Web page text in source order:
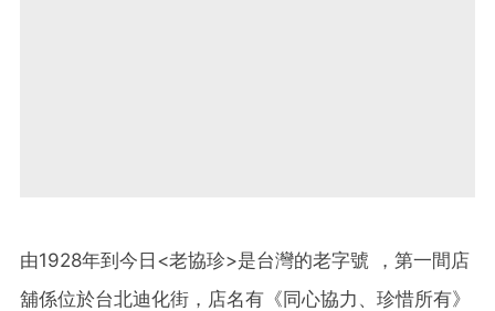
由1928年到今日<老協珍>是台灣的老字號 ，第一間店
舖係位於台北迪化街，店名有《同心協力、珍惜所有》